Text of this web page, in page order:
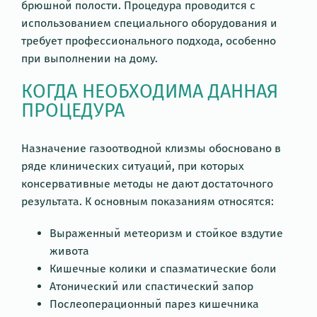
брюшной полости. Процедура проводится с
использованием специального оборудования и
требует профессионального подхода, особенно
при выполнении на дому.
КОГДА НЕОБХОДИМА ДАННАЯ
ПРОЦЕДУРА
Назначение газоотводной клизмы обосновано в
ряде клинических ситуаций, при которых
консервативные методы не дают достаточного
результата. К основным показаниям относятся:
Выраженный метеоризм и стойкое вздутие
живота
Кишечные колики и спазматические боли
Атонический или спастический запор
Послеоперационный парез кишечника